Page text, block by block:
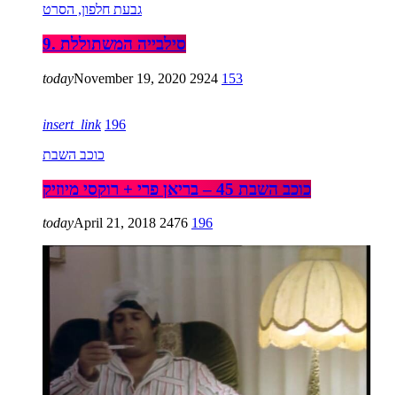
גבעת חלפון, הסרט
9. סילבייה המשתוללת
todayNovember 19, 2020 2924 153
insert_link 196
כוכב השבת
כוכב השבת 45 – בריאן פרי + רוקסי מיוזיק
todayApril 21, 2018 2476 196